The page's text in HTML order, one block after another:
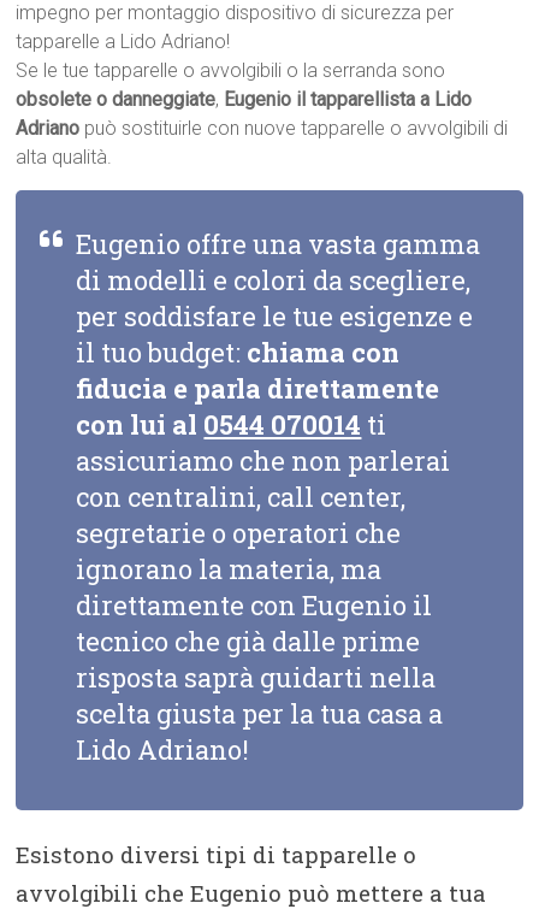
impegno per montaggio dispositivo di sicurezza per
tapparelle a Lido Adriano!
Se le tue tapparelle o avvolgibili o la serranda sono
obsolete o danneggiate, Eugenio il tapparellista a Lido
Adriano può sostituirle con nuove tapparelle o avvolgibili di
alta qualità.
Eugenio offre una vasta gamma
di modelli e colori da scegliere,
per soddisfare le tue esigenze e
il tuo budget: chiama con
fiducia e parla direttamente
con lui al 0544 070014 ti
assicuriamo che non parlerai
con centralini, call center,
segretarie o operatori che
ignorano la materia, ma
direttamente con Eugenio il
tecnico che già dalle prime
risposta saprà guidarti nella
scelta giusta per la tua casa a
Lido Adriano!
Esistono diversi tipi di tapparelle o
avvolgibili che Eugenio può mettere a tua